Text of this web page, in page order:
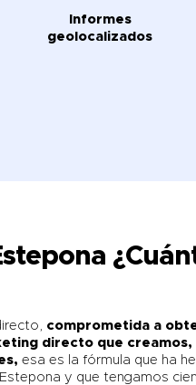
Informes
geolocalizados
comprometida a
directo que creamos,
esa es la fórmula que ha
y que tengamos